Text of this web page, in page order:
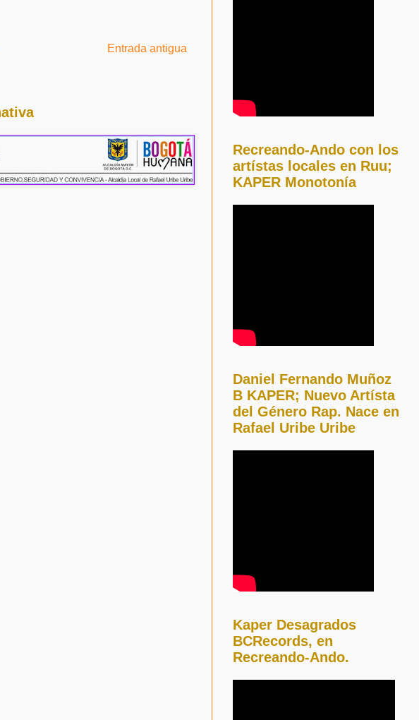
Entrada antigua
Recreando-Ando con los
artístas locales en Ruu;
KAPER Monotonía
Daniel Fernando Muñoz
B KAPER; Nuevo Artísta
del Género Rap. Nace en
Rafael Uribe Uribe
Kaper Desagrados
BCRecords, en
Recreando-Ando.